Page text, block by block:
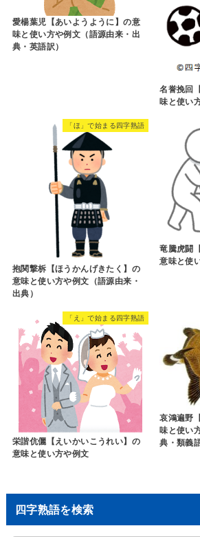
愛楊葉児【あいようように】の意
味と使い方や例文（語源由来・出
典・英語訳）
名誉挽回
味と使い
「ほ」で始まる四字熟語
抱関撃柝【ほうかんげきたく】の
意味と使い方や例文（語源由来・
出典）
竜騰虎闘
意味と使
「え」で始まる四字熟語
栄諧伉儷【えいかいこうれい】の
意味と使い方や例文
哀鴻遍野
味と使い
典・類義語
四字熟語を検索